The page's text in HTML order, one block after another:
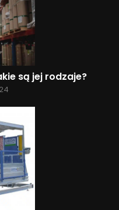
są jej rodzaje?